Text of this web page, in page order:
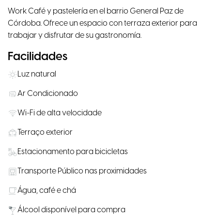
Work Café y pastelería en el barrio General Paz de
Córdoba. Ofrece un espacio con terraza exterior para
trabajar y disfrutar de su gastronomía.
Facilidades
Luz natural
Ar Condicionado
Wi-Fi de alta velocidade
Terraço exterior
Estacionamento para bicicletas
Transporte Público nas proximidades
Água, café e chá
Álcool disponível para compra